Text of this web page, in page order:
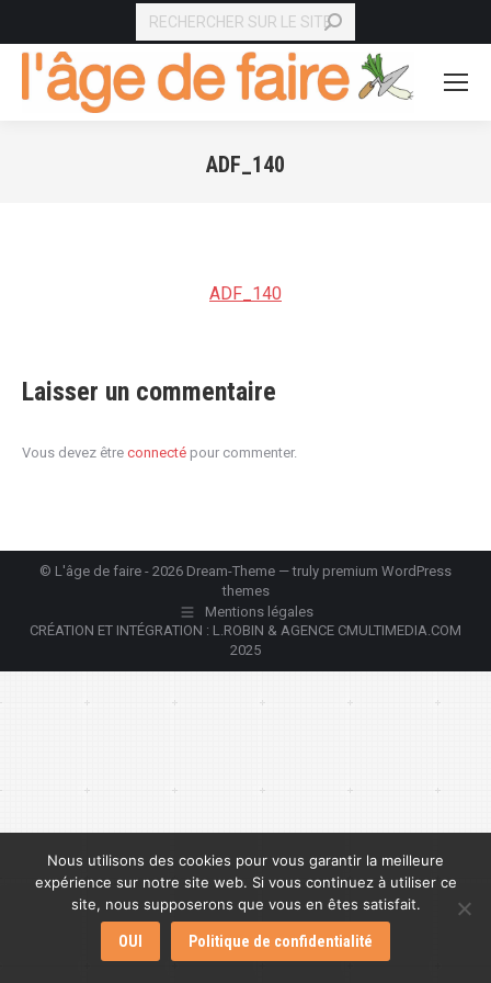
RECHERCHE
ADF_140
ADF_140
Laisser un commentaire
Vous devez être connecté pour commenter.
© L'âge de faire - 2026 Dream-Theme — truly premium WordPress
themes
Mentions légales
CRÉATION ET INTÉGRATION : L.ROBIN & AGENCE CMULTIMEDIA.COM
2025
Nous utilisons des cookies pour vous garantir la meilleure
expérience sur notre site web. Si vous continuez à utiliser ce
site, nous supposerons que vous en êtes satisfait.
OUI Politique de confidentialité